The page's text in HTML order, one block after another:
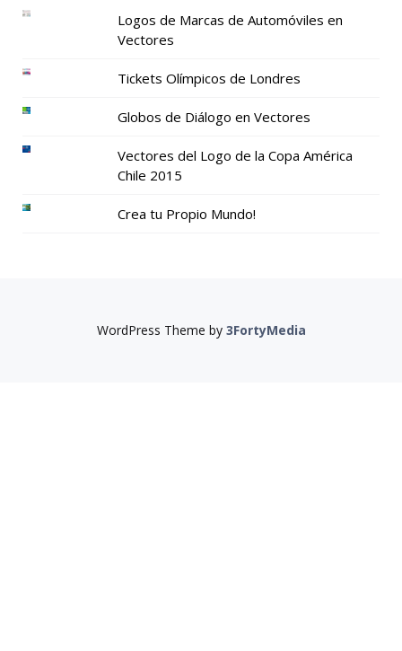
Logos de Marcas de Automóviles en
Vectores
Tickets Olímpicos de Londres
Globos de Diálogo en Vectores
Vectores del Logo de la Copa América
Chile 2015
Crea tu Propio Mundo!
WordPress Theme by 3FortyMedia